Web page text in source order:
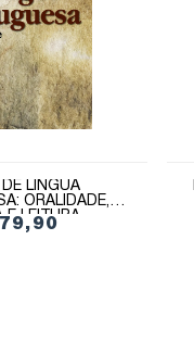
LÍNGUA
ORALIDADE,
E LEITURA